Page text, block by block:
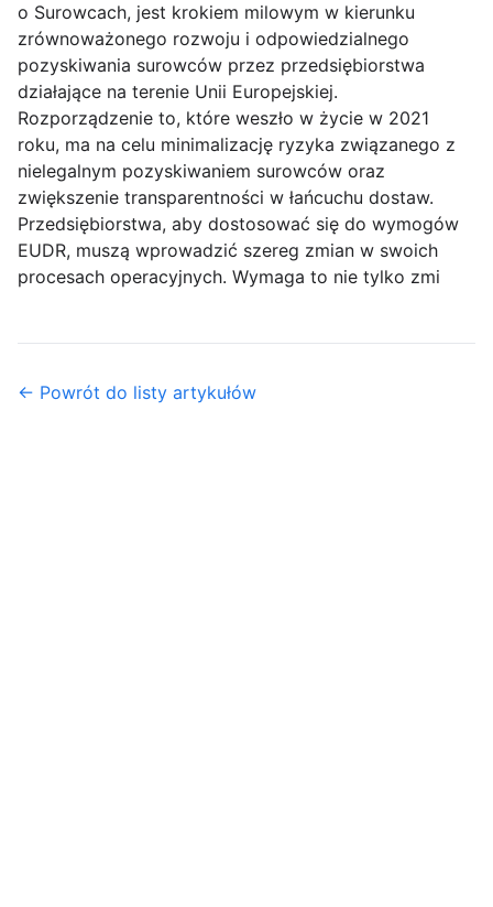
o Surowcach, jest krokiem milowym w kierunku
zrównoważonego rozwoju i odpowiedzialnego
pozyskiwania surowców przez przedsiębiorstwa
działające na terenie Unii Europejskiej.
Rozporządzenie to, które weszło w życie w 2021
roku, ma na celu minimalizację ryzyka związanego z
nielegalnym pozyskiwaniem surowców oraz
zwiększenie transparentności w łańcuchu dostaw.
Przedsiębiorstwa, aby dostosować się do wymogów
EUDR, muszą wprowadzić szereg zmian w swoich
procesach operacyjnych. Wymaga to nie tylko zmi
← Powrót do listy artykułów